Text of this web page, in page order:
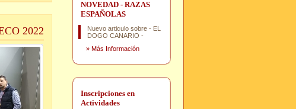
2022
NOVEDAD - RAZAS
ESPAÑOLAS
Nuevo articulo sobre - EL
DOGO CANARIO -
» Más Información
Inscripciones en
Actividades